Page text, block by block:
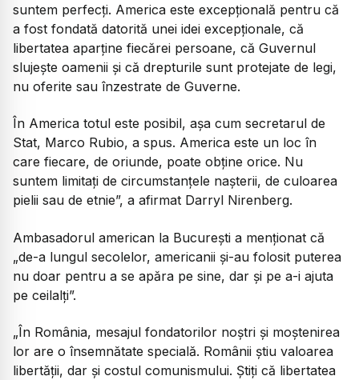
suntem perfecți. America este excepțională pentru că
a fost fondată datorită unei idei excepționale, că
libertatea aparține fiecărei persoane, că Guvernul
slujește oamenii și că drepturile sunt protejate de legi,
nu oferite sau înzestrate de Guverne.
În America totul este posibil, așa cum secretarul de
Stat, Marco Rubio, a spus. America este un loc în
care fiecare, de oriunde, poate obține orice. Nu
suntem limitați de circumstanțele nașterii, de culoarea
pielii sau de etnie”, a afirmat Darryl Nirenberg.
Ambasadorul american la București a menționat că
„de-a lungul secolelor, americanii și-au folosit puterea
nu doar pentru a se apăra pe sine, dar și pe a-i ajuta
pe ceilalți”.
„În România, mesajul fondatorilor noștri și moștenirea
lor are o însemnătate specială. Românii știu valoarea
libertății, dar și costul comunismului. Știți că libertatea